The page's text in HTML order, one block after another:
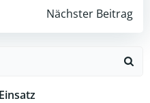
Post
navigation
Nächster Beitrag